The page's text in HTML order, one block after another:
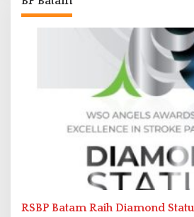
RSBP Batam Raih Diamond